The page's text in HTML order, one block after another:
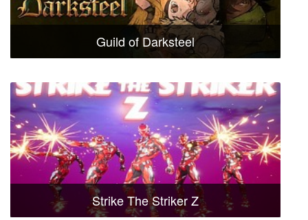
Guild of Darksteel
Strike The Striker Z